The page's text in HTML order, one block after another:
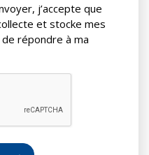
j’accepte que
et stocke mes
répondre à ma